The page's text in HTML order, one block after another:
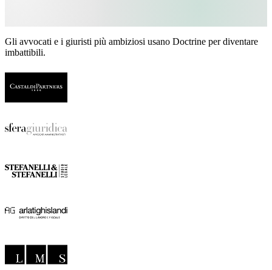
Gli avvocati e i giuristi più ambiziosi usano Doctrine per diventare
imbattibili.